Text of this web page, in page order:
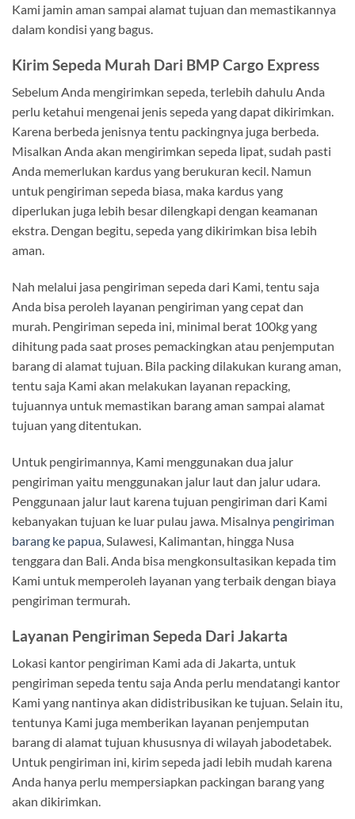
Kami jamin aman sampai alamat tujuan dan memastikannya
dalam kondisi yang bagus.
Kirim Sepeda Murah Dari BMP Cargo Express
Sebelum Anda mengirimkan sepeda, terlebih dahulu Anda
perlu ketahui mengenai jenis sepeda yang dapat dikirimkan.
Karena berbeda jenisnya tentu packingnya juga berbeda.
Misalkan Anda akan mengirimkan sepeda lipat, sudah pasti
Anda memerlukan kardus yang berukuran kecil. Namun
untuk pengiriman sepeda biasa, maka kardus yang
diperlukan juga lebih besar dilengkapi dengan keamanan
ekstra. Dengan begitu, sepeda yang dikirimkan bisa lebih
aman.
Nah melalui jasa pengiriman sepeda dari Kami, tentu saja
Anda bisa peroleh layanan pengiriman yang cepat dan
murah. Pengiriman sepeda ini, minimal berat 100kg yang
dihitung pada saat proses pemackingkan atau penjemputan
barang di alamat tujuan. Bila packing dilakukan kurang aman,
tentu saja Kami akan melakukan layanan repacking,
tujuannya untuk memastikan barang aman sampai alamat
tujuan yang ditentukan.
Untuk pengirimannya, Kami menggunakan dua jalur
pengiriman yaitu menggunakan jalur laut dan jalur udara.
Penggunaan jalur laut karena tujuan pengiriman dari Kami
kebanyakan tujuan ke luar pulau jawa. Misalnya pengiriman
barang ke papua , Sulawesi, Kalimantan, hingga Nusa
tenggara dan Bali. Anda bisa mengkonsultasikan kepada tim
Kami untuk memperoleh layanan yang terbaik dengan biaya
pengiriman termurah.
Layanan Pengiriman Sepeda Dari Jakarta
Lokasi kantor pengiriman Kami ada di Jakarta, untuk
pengiriman sepeda tentu saja Anda perlu mendatangi kantor
Kami yang nantinya akan didistribusikan ke tujuan. Selain itu,
tentunya Kami juga memberikan layanan penjemputan
barang di alamat tujuan khususnya di wilayah jabodetabek.
Untuk pengiriman ini, kirim sepeda jadi lebih mudah karena
Anda hanya perlu mempersiapkan packingan barang yang
akan dikirimkan.